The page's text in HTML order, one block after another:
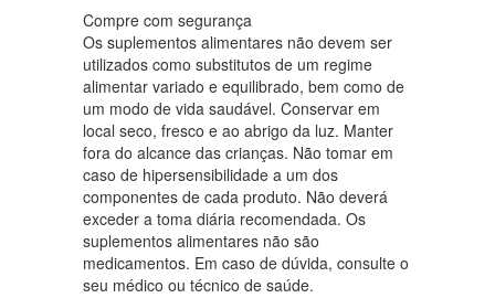
Compre com segurança
Os suplementos alimentares não devem ser
utilizados como substitutos de um regime
alimentar variado e equilibrado, bem como de
um modo de vida saudável. Conservar em
local seco, fresco e ao abrigo da luz. Manter
fora do alcance das crianças. Não tomar em
caso de hipersensibilidade a um dos
componentes de cada produto. Não deverá
exceder a toma diária recomendada. Os
suplementos alimentares não são
medicamentos. Em caso de dúvida, consulte o
seu médico ou técnico de saúde.